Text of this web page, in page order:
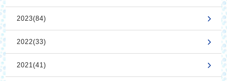
2023(84)
2022(33)
2021(41)